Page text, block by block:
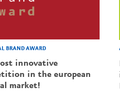
BRAND AWARD
innovative
in the european
market!